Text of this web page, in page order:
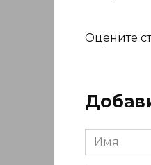
Оцените
Имя
*